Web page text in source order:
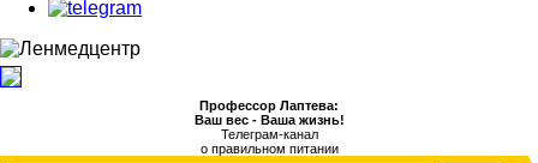
Профессор Лаптева:
Ваш вес - Ваша жизнь!
Телеграм-канал
о правильном питании